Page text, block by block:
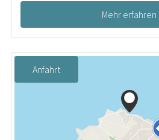
Mehr erfahren
Anfahrt